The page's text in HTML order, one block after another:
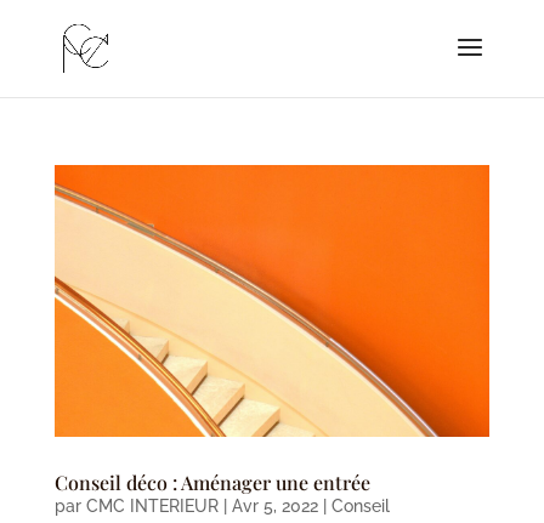
Conseil déco : Aménager une entrée
par CMC INTERIEUR| Avr 5, 2022| Conseil